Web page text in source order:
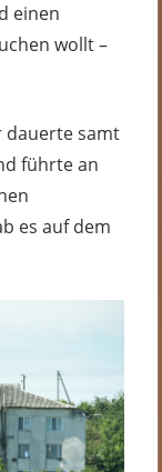
einen
wollt –
dauerte samt
führte an
es auf dem